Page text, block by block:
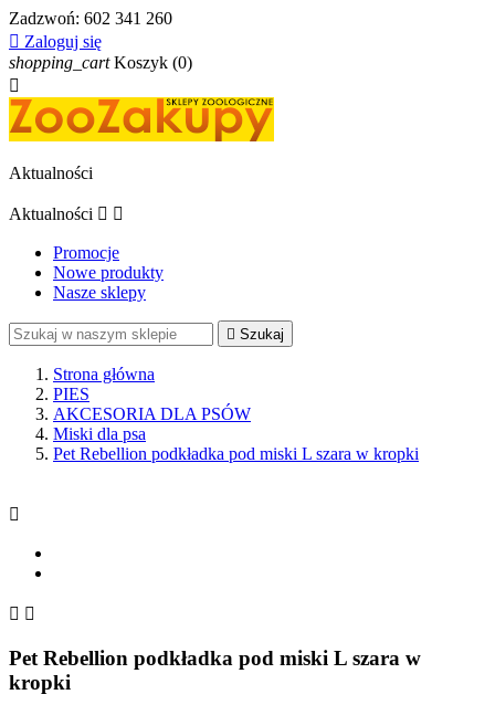
Zadzwoń: 602 341 260
 Zaloguj się
shopping_cart Koszyk (0)

Aktualności
Aktualności  
Promocje
Nowe produkty
Nasze sklepy
 Szukaj
Strona główna
PIES
AKCESORIA DLA PSÓW
Miski dla psa
Pet Rebellion podkładka pod miski L szara w kropki

 
Pet Rebellion podkładka pod miski L szara w
kropki